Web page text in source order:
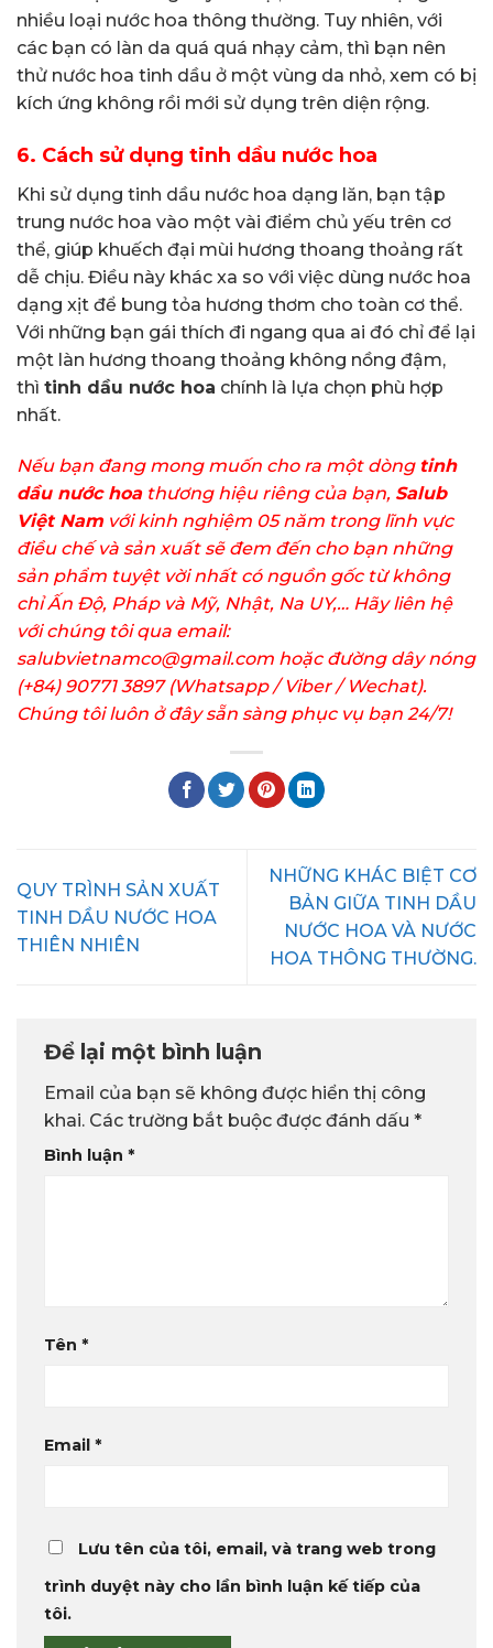
nhiều loại nước hoa thông thường. Tuy nhiên, với
các bạn có làn da quá quá nhạy cảm, thì bạn nên
thử nước hoa tinh dầu ở một vùng da nhỏ, xem có bị
kích ứng không rồi mới sử dụng trên diện rộng.
6. Cách sử dụng tinh dầu nước hoa
Khi sử dụng tinh dầu nước hoa dạng lăn, bạn tập
trung nước hoa vào một vài điểm chủ yếu trên cơ
thể, giúp khuếch đại mùi hương thoang thoảng rất
dễ chịu. Điều này khác xa so với việc dùng nước hoa
dạng xịt để bung tỏa hương thơm cho toàn cơ thể.
Với những bạn gái thích đi ngang qua ai đó chỉ để lại
một làn hương thoang thoảng không nồng đậm,
thì tinh dầu nước hoa chính là lựa chọn phù hợp
nhất.
Nếu bạn đang mong muốn cho ra một dòng tinh
dầu nước hoathương hiệu riêng của bạn, Salub
Việt Nam với kinh nghiệm 05 năm trong lĩnh vực
điều chế và sản xuất sẽ đem đến cho bạn những
sản phẩm tuyệt vời nhất có nguồn gốc từ không
chỉ Ấn Độ, Pháp và Mỹ, Nhật, Na UY,… Hãy liên hệ
với chúng tôi qua email:
salubvietnamco@gmail.com hoặc đường dây nóng
(+84) 90771 3897 (Whatsapp / Viber / Wechat).
Chúng tôi luôn ở đây sẵn sàng phục vụ bạn 24/7!
QUY TRÌNH SẢN XUẤT
TINH DẦU NƯỚC HOA
THIÊN NHIÊN
NHỮNG KHÁC BIỆT CƠ
BẢN GIỮA TINH DẦU
NƯỚC HOA VÀ NƯỚC
HOA THÔNG THƯỜNG.
Để lại một bình luận
Email của bạn sẽ không được hiển thị công
khai. Các trường bắt buộc được đánh dấu *
Bình luận *
Tên *
Email *
Lưu tên của tôi, email, và trang web trong
trình duyệt này cho lần bình luận kế tiếp của
tôi.